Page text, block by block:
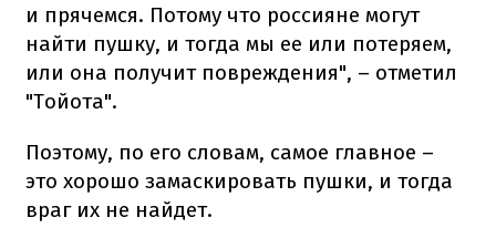
и прячемся. Потому что россияне могут
найти пушку, и тогда мы ее или потеряем,
или она получит повреждения", – отметил
"Тойота".
Поэтому, по его словам, самое главное –
это хорошо замаскировать пушки, и тогда
враг их не найдет.